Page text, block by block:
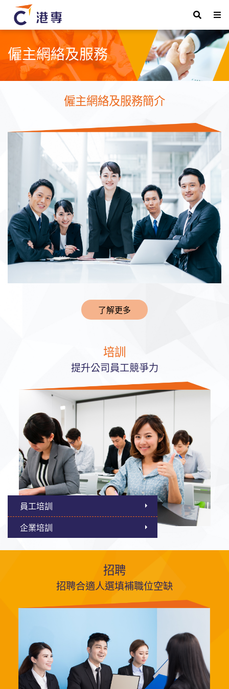
僱主網絡及服務
僱主網絡及服務簡介
了解更多
培訓
提升公司員工競爭力
員工培訓
企業培訓
招聘
招聘合適人選填補職位空缺